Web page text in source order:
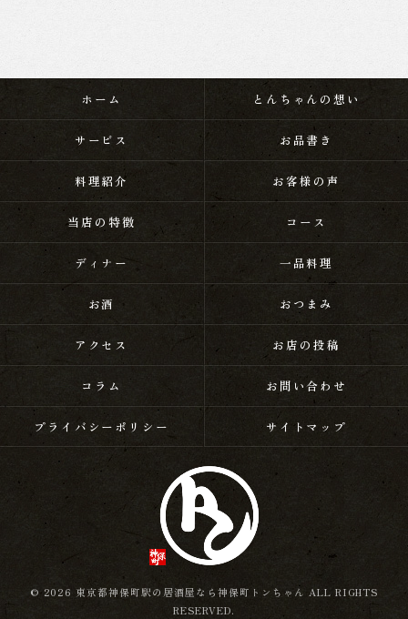
ホーム とんちゃんの想い
サービス お品書き
料理紹介 お客様の声
当店の特徴 コース
ディナー 一品料理
お酒 おつまみ
アクセス お店の投稿
コラム お問い合わせ
プライバシーポリシー サイトマップ
© 2026 東京都神保町駅の居酒屋なら神保町トンちゃん ALL RIGHTS
RESERVED.